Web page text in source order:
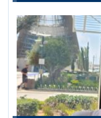
ve 5
çıkarıldı”